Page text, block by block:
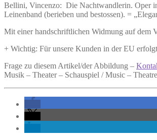
Bellini, Vincenzo: Die Nachtwandlerin. Oper
Leinenband (berieben und bestossen). =
Mit einer handschriftlichen Widmung auf dem
+ Wichtig: Für unsere Kunden in der EU
Frage zu diesem Artikel/der Abbildung –
Musik – Theater – Schauspiel / Music –